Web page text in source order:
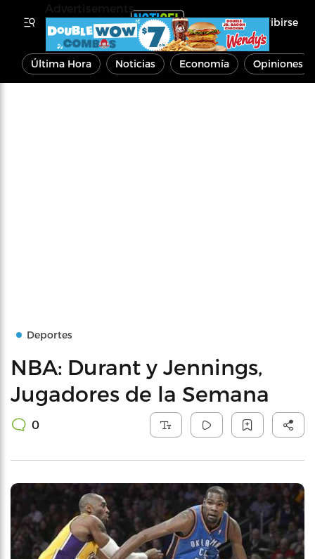
Inscribirse
Última Hora Noticias Economía Opiniones
Deportes
NBA: Durant y Jennings,
Jugadores de la Semana
0
Advertisements